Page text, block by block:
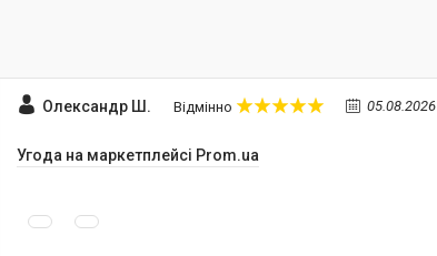
Олександр Ш. Відмінно 05.08.2026
Угода на маркетплейсі Prom.ua